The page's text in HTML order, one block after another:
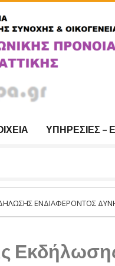
ΥΠΗΡΕΣΊΕΣ –
ΔΥΝΗΤΙΚΆ